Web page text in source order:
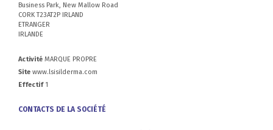
Business Park, New Mallow Road
CORK T23AT2P IRLAND
ETRANGER
IRLANDE
Activité MARQUE PROPRE
Site www.lsisilderma.com
Effectif1
CONTACTS DE LA SOCIÉTÉ